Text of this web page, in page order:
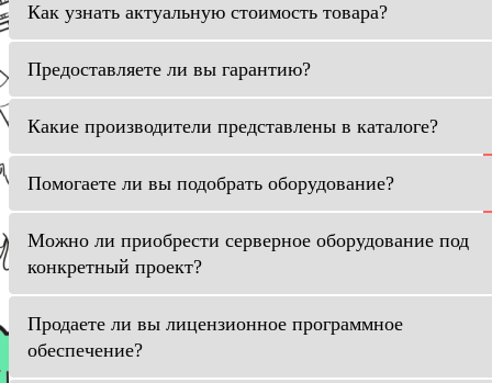
Как узнать актуальную стоимость товара?
Предоставляете ли вы гарантию?
Какие производители представлены в каталоге?
Помогаете ли вы подобрать оборудование?
Можно ли приобрести серверное оборудование под
конкретный проект?
Продаете ли вы лицензионное программное
обеспечение?